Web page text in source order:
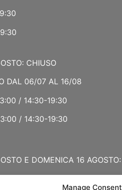
Manage Consent
CHIUSO
DAL 06/07 AL 16/08
/ 14:30-19:30
/ 14:30-19:30
E DOMENICA 16 AGOSTO: